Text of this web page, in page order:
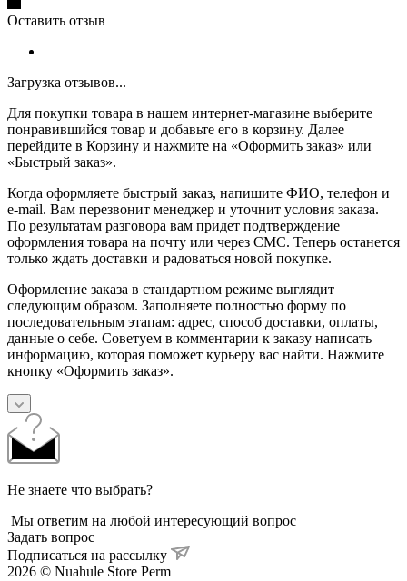
Оставить отзыв
Загрузка отзывов...
Для покупки товара в нашем интернет-магазине выберите
понравившийся товар и добавьте его в корзину. Далее
перейдите в Корзину и нажмите на «Оформить заказ» или
«Быстрый заказ».
Когда оформляете быстрый заказ, напишите ФИО, телефон и
e-mail. Вам перезвонит менеджер и уточнит условия заказа.
По результатам разговора вам придет подтверждение
оформления товара на почту или через СМС. Теперь останется
только ждать доставки и радоваться новой покупке.
Оформление заказа в стандартном режиме выглядит
следующим образом. Заполняете полностью форму по
последовательным этапам: адрес, способ доставки, оплаты,
данные о себе. Советуем в комментарии к заказу написать
информацию, которая поможет курьеру вас найти. Нажмите
кнопку «Оформить заказ».
Не знаете что выбрать?
Мы ответим на любой интересующий вопрос
Задать вопрос
Подписаться на рассылку
2026 © Nuahule Store Perm